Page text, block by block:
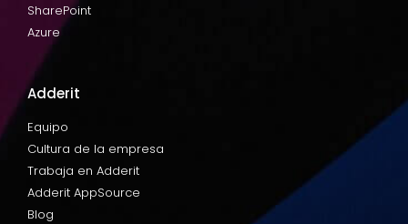
SharePoint
Azure
Adderit
Equipo
Cultura de la empresa
Trabaja en Adderit
Adderit AppSource
Blog